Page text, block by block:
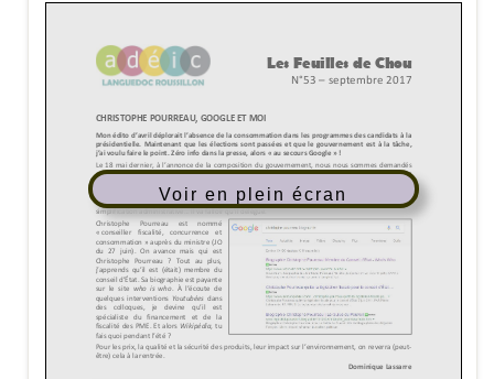
Voir en plein écran